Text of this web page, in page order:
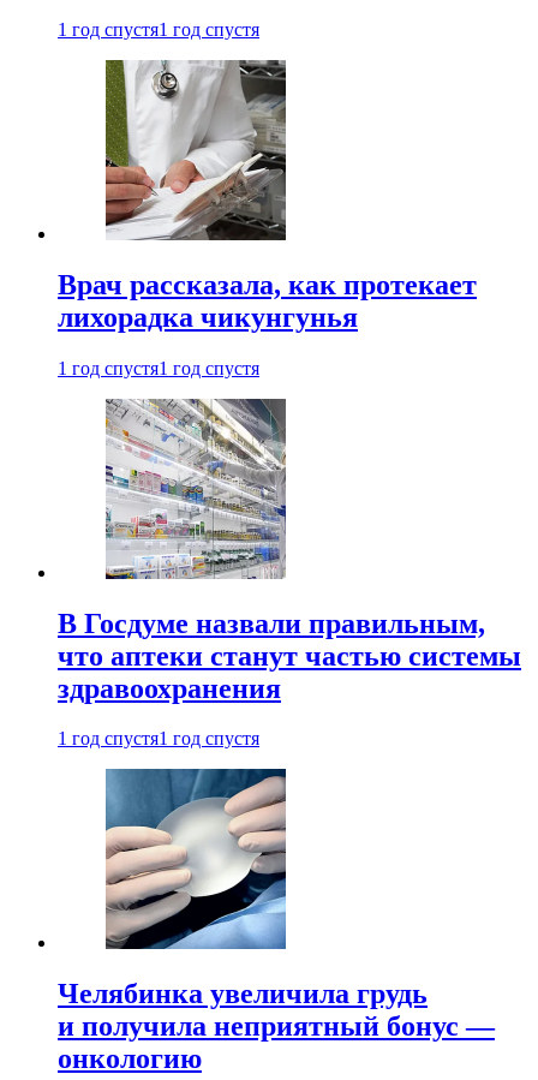
1 год спустя1 год спустя
Врач рассказала, как протекает
лихорадка чикунгунья
1 год спустя1 год спустя
В Госдуме назвали правильным,
что аптеки станут частью системы
здравоохранения
1 год спустя1 год спустя
Челябинка увеличила грудь
и получила неприятный бонус —
онкологию